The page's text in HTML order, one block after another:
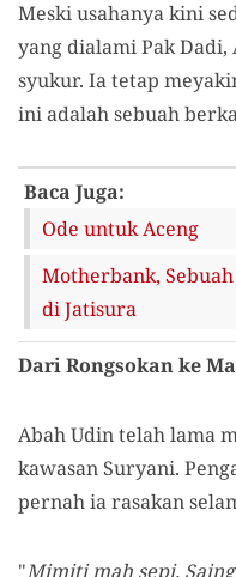
Meski usahanya kini
yang dialami Pak
syukur. Ia tetap
ini adalah sebuah
Baca Juga:
Ode untuk Aceng
Motherbank,
di Jatisura
Dari Rongsokan ke
Abah Udin telah lama
kawasan Suryani.
pernah ia rasakan
"Mimiti mah sepi.